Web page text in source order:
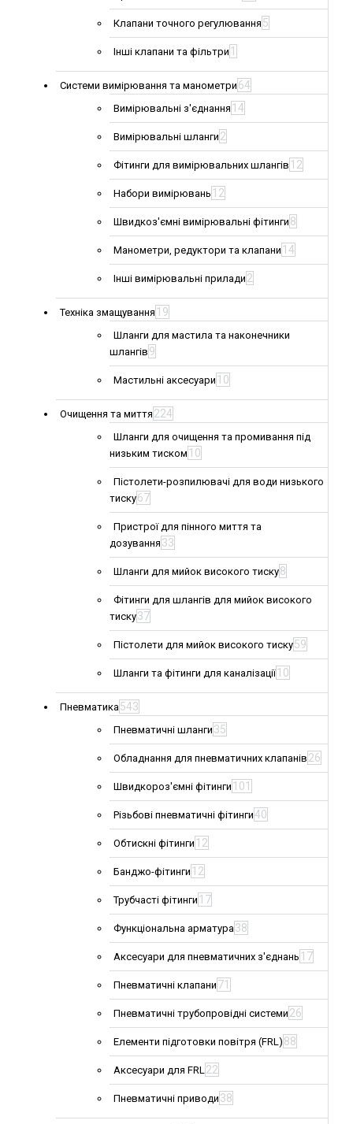
Клапани точного регулювання 5
Інші клапани та фільтри 1
Системи вимірювання та манометри 64
Вимірювальні з'єднання 14
Вимірювальні шланги 2
Фітинги для вимірювальних шлангів 12
Набори вимірювань 12
Швидкоз'ємні вимірювальні фітинги 8
Манометри, редуктори та клапани 14
Інші вимірювальні прилади 2
Техніка змащування 19
Шланги для мастила та наконечники
шлангів 9
Мастильні аксесуари 10
Очищення та миття 224
Шланги для очищення та промивання під
низьким тиском 10
Пістолети-розпилювачі для води низького
тиску67
Пристрої для пінного миття та
дозування 33
Шланги для мийок високого тиску8
Фітинги для шлангів для мийок високого
тиску37
Пістолети для мийок високого тиску59
Шланги та фітинги для каналізації 10
Пневматика543
Пневматичні шланги 35
Обладнання для пневматичних клапанів 26
Швидкороз'ємні фітинги 101
Різьбові пневматичні фітинги40
Обтискні фітинги 12
Банджо-фітинги 12
Трубчасті фітинги 17
Функціональна арматура38
Аксесуари для пневматичних з'єднань 17
Пневматичні клапани 71
Пневматичні трубопровідні системи 26
Елементи підготовки повітря (FRL) 88
Аксесуари для FRL22
Пневматичні приводи 38